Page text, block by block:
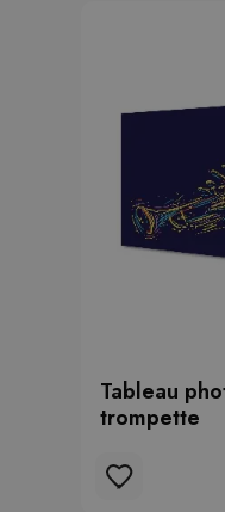
Tableau
trompette